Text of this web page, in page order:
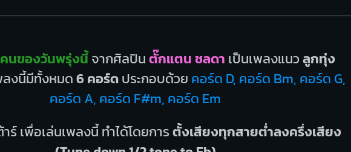
นของวันพรุ่งนี้จากศิลปินตั๊กแตน ชลดา เป็นเพลงแนวลูกทุ่ง
ลงนี้มีทั้งหมด6 คอร์ดประกอบด้วย คอร์ด D, คอร์ด Bm, คอร์ด G,
คอร์ด A, คอร์ด F#m, คอร์ด Em
ร์ เพื่อเล่นเพลงนี้ ทำได้โดยการตั้งเสียงทุกสายต่ำลงครึ่งเสียง